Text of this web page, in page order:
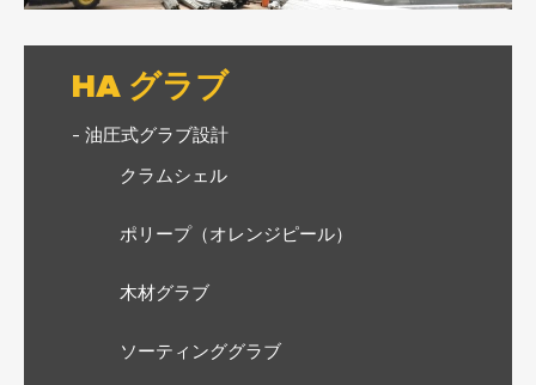
HA グラブ
- 油圧式グラブ設計
クラムシェル
ポリープ（オレンジピール）
木材グラブ
ソーティンググラブ